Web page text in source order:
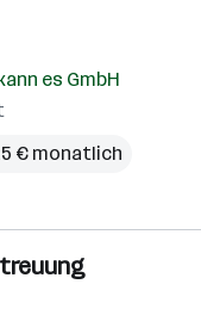
es GmbH
€ monatlich